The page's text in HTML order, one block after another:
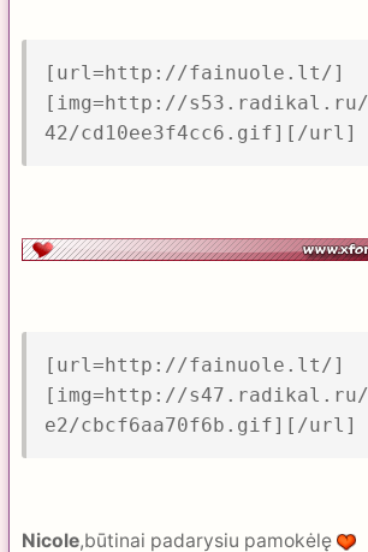
[url=http://fainuole.lt/]
[img=http://s53.radikal.ru/
42/cd10ee3f4cc6.gif][/url]
[url=http://fainuole.lt/]
[img=http://s47.radikal.ru/
e2/cbcf6aa70f6b.gif][/url]
Nicole,būtinai padarysiu pamokėlę